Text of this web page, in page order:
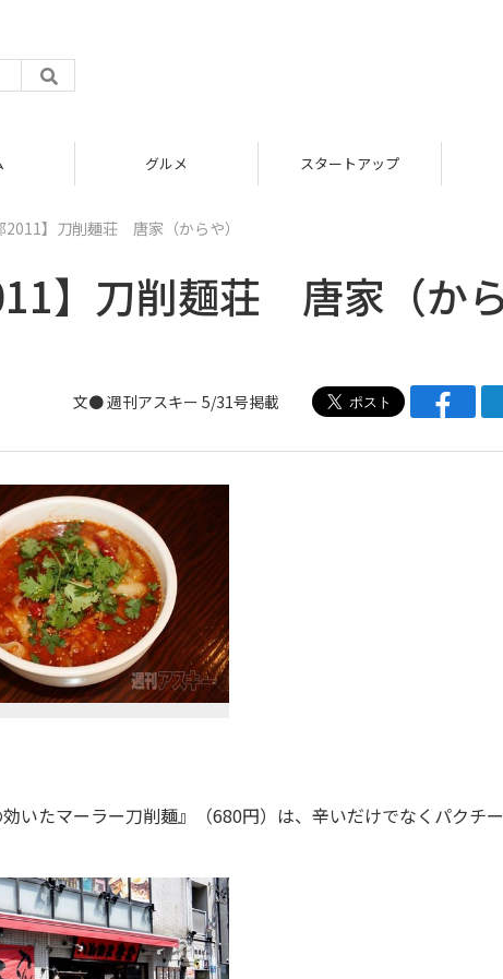
グルメ スタートアップ
2011】刀削麺荘 唐家（からや）
】刀削麺荘 唐家（か
文● 週刊アスキー 5/31号掲載
いたマーラー刀削麺』（680円）は、辛いだけでなくパクチ